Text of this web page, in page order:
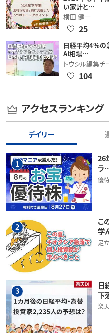
い家計と…
横田 健一
25
日経平均4％の
AI相場…
トウシル編集チ
104
アクセスランキング
デイリー
1
26
ラ
優
2
こ
学
足
3
日
下
楽